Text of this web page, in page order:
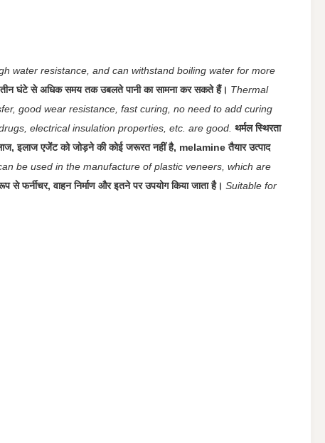
water resistance, and can withstand boiling water for more
घंटे से अधिक समय तक उबलते पानी का सामना कर सकते हैं। Thermal
good wear resistance, fast curing, no need to add curing
electrical insulation properties, etc. are good. थर्मल स्थिरता
इलाज, इलाज एजेंट को जोड़ने की कोई जरूरत नहीं है, melamine तैयार उत्पाद
be used in the manufacture of plastic veneers, which are
से फर्नीचर, वाहन निर्माण और इतने पर उपयोग किया जाता है। Suitable for